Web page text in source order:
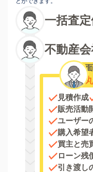
一括査
不動産
見積作成
販売活動
ユーザー
購入希望
買主と売
ローン残
引き渡し